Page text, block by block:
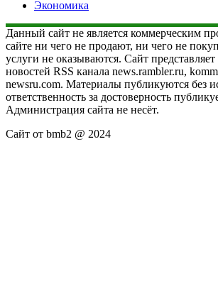
Экономика
Данный сайт не является коммерческим
сайте ни чего не продают, ни чего не
услуги не оказываются. Сайт
новостей RSS канала news.rambler.ru,
newsru.com. Материалы публикуются без
ответственность за достоверность
Администрация сайта не несёт.
Сайт от bmb2 @ 2024